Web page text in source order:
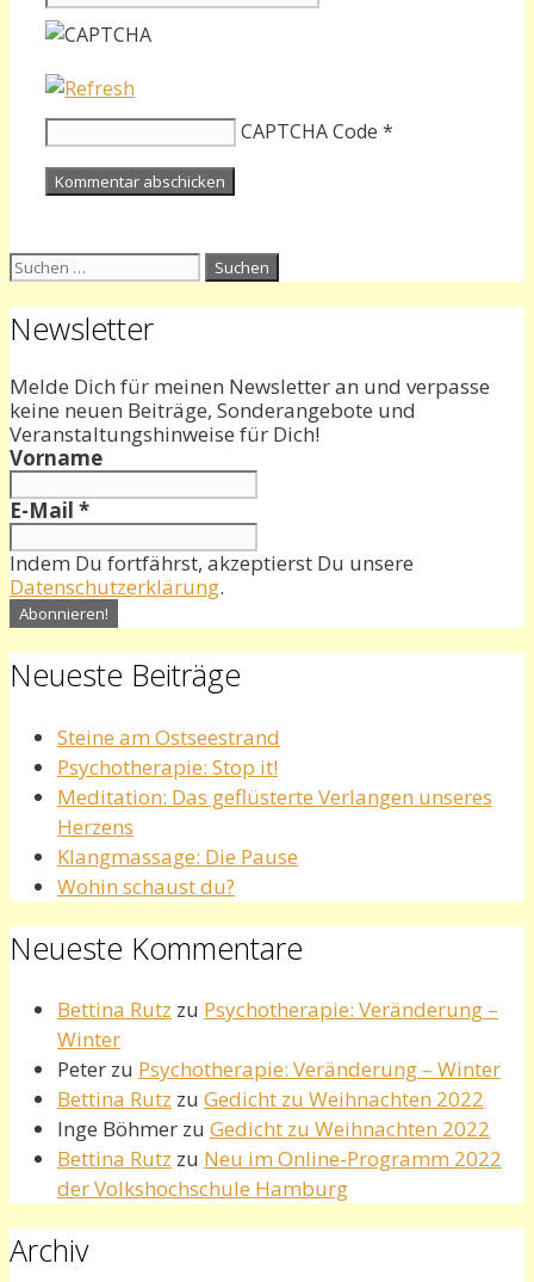
CAPTCHA Code *
Suchen
Newsletter
Melde Dich für meinen Newsletter an und verpasse
keine neuen Beiträge, Sonderangebote und
Veranstaltungshinweise für Dich!
Vorname
E-Mail *
Indem Du fortfährst, akzeptierst Du unsere
Datenschutzerklärung.
Neueste Beiträge
Steine am Ostseestrand
Psychotherapie: Stop it!
Meditation: Das geflüsterte Verlangen unseres
Herzens
Klangmassage: Die Pause
Wohin schaust du?
Neueste Kommentare
Bettina Rutz zu Psychotherapie: Veränderung –
Winter
Peter zu Psychotherapie: Veränderung – Winter
Bettina Rutz zu Gedicht zu Weihnachten 2022
Inge Böhmer zu Gedicht zu Weihnachten 2022
Bettina Rutz zu Neu im Online-Programm 2022
der Volkshochschule Hamburg
Archiv